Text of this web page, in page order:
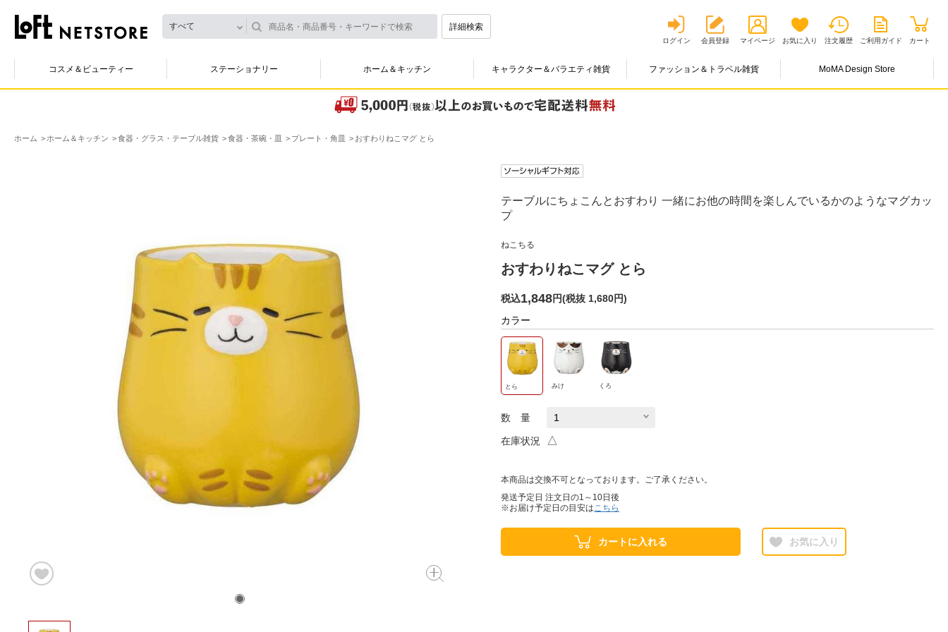
すべて 詳細検索
ログイン 会員登録 マイページ お気に入り 注文履歴 ご利用ガイド カート
コスメ＆ビューティー ステーショナリー ホーム＆キッチン キャラクター＆バラエティ雑貨 ファッション＆トラベル雑貨 MoMA Design Store
ホーム ホーム＆キッチン 食器・グラス・テーブル雑貨 食器・茶碗・皿 プレート・角皿 おすわりねこマグ とら
テーブルにちょこんとおすわり 一緒にお他の時間を楽しんでいるかのようなマグカッ
プ
ねこちる
おすわりねこマグ とら
税込1,848円(税抜 1,680円)
カラー
とら みけ くろ
数 量
在庫状況 △
本商品は交換不可となっております。ご了承ください。
発送予定日 注文日の1～10日後
※お届け予定日の目安はこちら
カートに入れる お気に入り